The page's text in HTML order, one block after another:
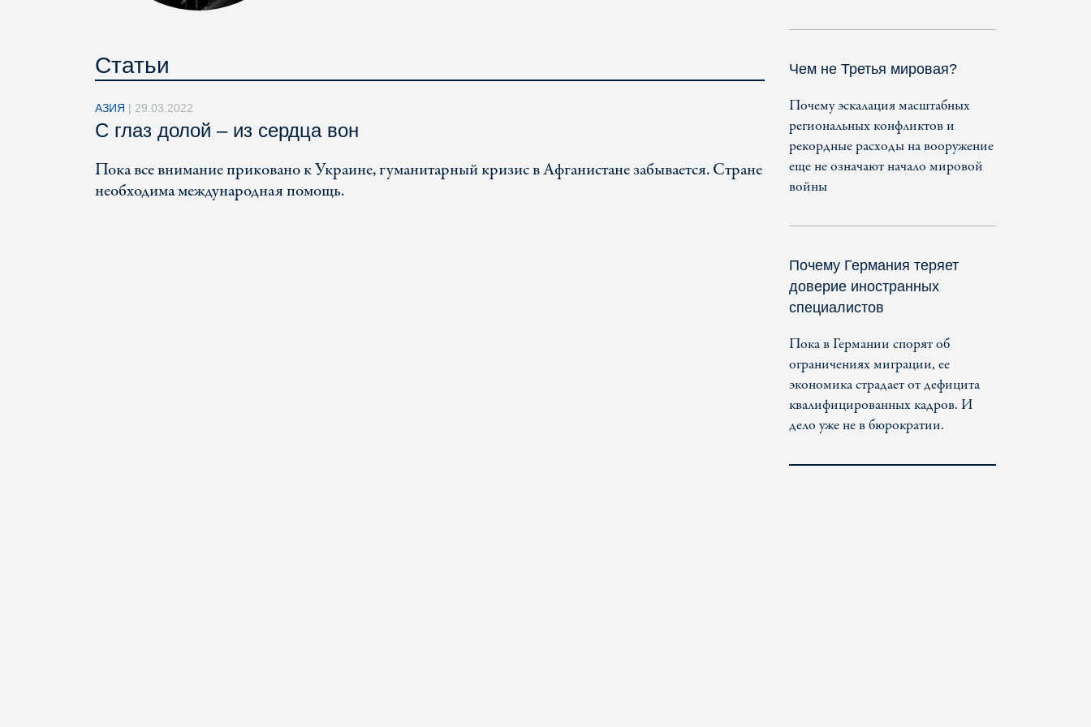
Статьи
АЗИЯ | 29.03.2022
С глаз долой – из сердца вон
Пока все внимание приковано к Украине, гуманитарный кризис в Афганистане забывается. Стране
необходима международная помощь.
Чем не Третья мировая?
Почему эскалация масштабных
региональных конфликтов и
рекордные расходы на вооружение
еще не означают начало мировой
войны
Почему Германия теряет
доверие иностранных
специалистов
Пока в Германии спорят об
ограничениях миграции, ее
экономика страдает от дефицита
квалифицированных кадров. И
дело уже не в бюрократии.